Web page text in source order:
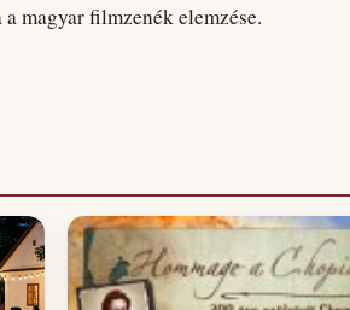
magyar filmzenék elemzése.